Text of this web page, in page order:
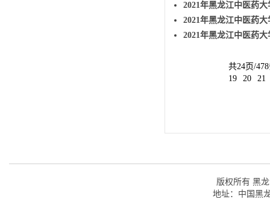
2021年黑龙江中医药
2021年黑龙江中医药
2021年黑龙江中医药
共24页/
19
20 21
版权所有 黑
地址：中国黑